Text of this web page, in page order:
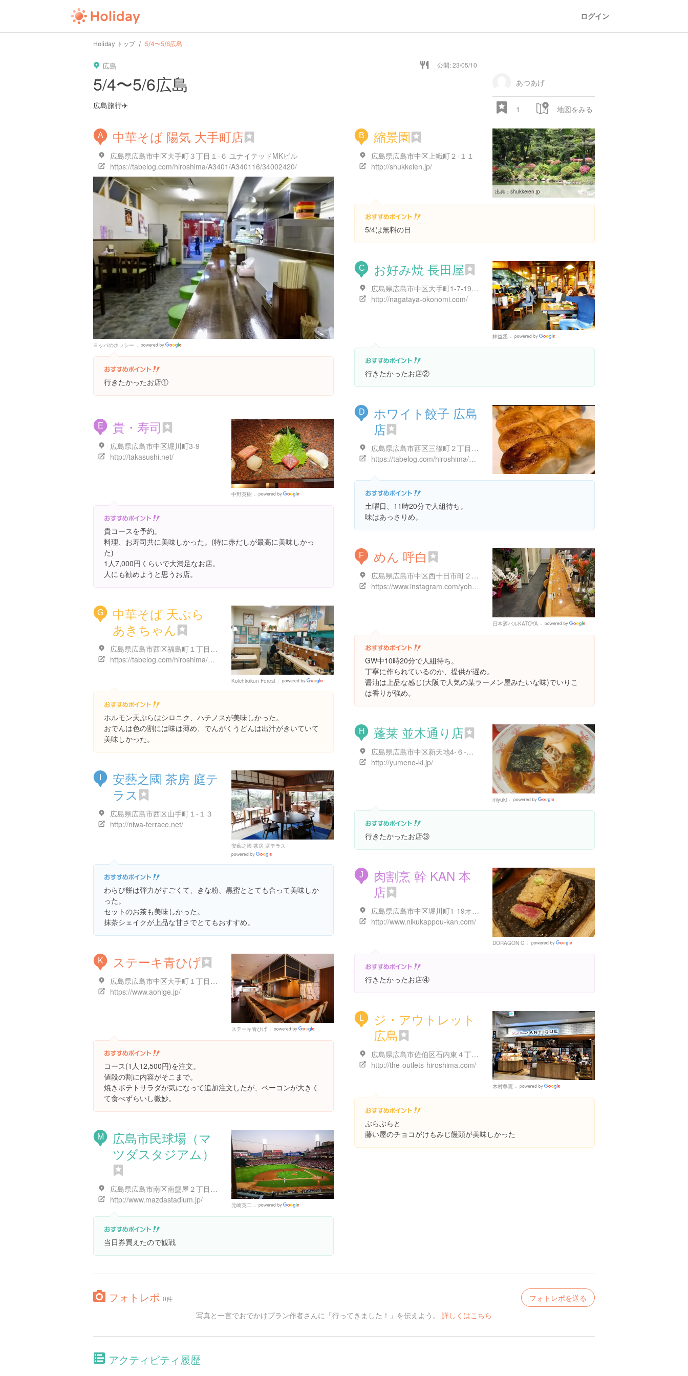
ログイン
Holiday トップ 5/4〜5/6広島
広島 公開: 23/05/10
5/4〜5/6広島
広島旅行✈️
あつあげ
1 地図をみる
A 中華そば 陽気 大手町店
広島県広島市中区大手町３丁目１-６ ユナイテッドMKビル
https://tabelog.com/hiroshima/A3401/A340116/34002420/
ヨッパのホッシー
Places
行きたかったお店①
B 縮景園
広島県広島市中区上幟町２-１１
http://shukkeien.jp/
出典： shukkeien.jp
5/4は無料の日
C お好み焼 長田屋
広島県広島市中区大手町1-7-19 １Ｆ
http://nagataya-okonomi.com/
林益丞
Places
行きたかったお店②
D
ホワイト餃子 広島
店
広島県広島市西区三篠町２丁目１０-５
https://tabelog.com/hiroshima/A3401/A340103/34001995/
土曜日、11時20分で人組待ち。
味はあっさりめ。
E 貴・寿司
広島県広島市中区堀川町3-9
http://takasushi.net/
中野英樹
Places
貴コースを予約。
料理、お寿司共に美味しかった。(特に赤だしが最高に美味しかっ
た)
1人7,000円くらいで大満足なお店。
人にも勧めようと思うお店。
F めん 呼白
広島県広島市中区西十日市町２-１５
https://www.instagram.com/yohak_noodle/
日本酒バルKATOYA
Places
GW中10時20分で人組待ち。
丁寧に作られているのか、提供が遅め。
醤油は上品な感じ(大阪で人気の某ラーメン屋みたいな味)でいりこ
は香りが強め。
G
中華そば 天ぷら
あきちゃん
広島県広島市西区福島町１丁目１５-５
https://tabelog.com/hiroshima/A3401/A340103/34006447/
Koichirokun Forest
Places
ホルモン天ぷらはシロニク、ハチノスが美味しかった。
おでんは色の割には味は薄め、でんがくうどんは出汁がきいていて
美味しかった。
H 蓬莱 並木通り店
広島県広島市中区新天地4-６-１ 赤松ビル 1F
http://yumeno-ki.jp/
miyuki
Places
行きたかったお店③
安藝之國 茶房 庭テ
ラス
広島県広島市西区山手町１-１３
http://niwa-terrace.net/
安藝之國 茶房 庭テラス
Places
わらび餅は弾力がすごくて、きな粉、黒蜜ととても合って美味しか
った。
セットのお茶も美味しかった。
抹茶シェイクが上品な甘さでとてもおすすめ。
J
肉割烹 幹 KAN 本
店
広島県広島市中区堀川町1-19オカモトビル 4F
http://www.nikukappou-kan.com/
DORAGON G
Places
行きたかったお店④
K ステーキ青ひげ
広島県広島市中区大手町１丁目７-２３ ラフォーレビル 2階
https://www.aohige.jp/
ステーキ青ひげ
Places
コース(1人12,500円)を注文。
値段の割に内容がそこまで。
焼きポテトサラダが気になって追加注文したが、ベーコンが大きく
て食べずらいし微妙。
L
ジ・アウトレット
広島
広島県広島市佐伯区石内東４丁目１-1番1号
http://the-outlets-hiroshima.com/
木村尊憲
Places
ぶらぶらと
藤い屋のチョコがけもみじ饅頭が美味しかった
M
広島市民球場（マ
ツダスタジアム）
広島県広島市南区南蟹屋２丁目３-１
http://www.mazdastadium.jp/
元崎英二
Places
当日券買えたので観戦
フォトレポ 0件
フォトレポを送る
写真と一言でおでかけプラン作者さんに「行ってきました！」を伝えよう。 詳しくはこちら
アクティビティ履歴